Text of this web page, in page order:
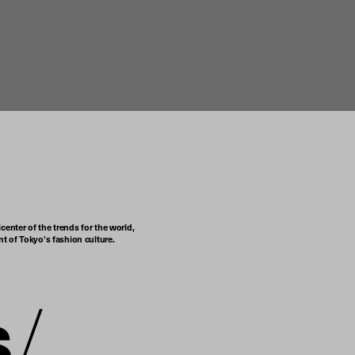
of the trends for the world,
of Tokyo’s fashion culture.